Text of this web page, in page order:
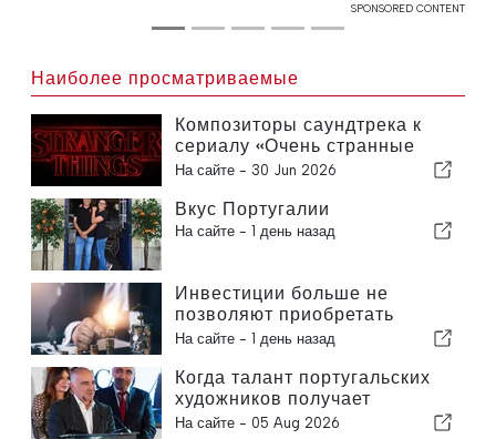
SPONSORED CONTENT
Наиболее просматриваемые
Композиторы саундтрека к
сериалу «Очень странные
дела» выступят в Португалии
На сайте - 30 Jun 2026
Вкус Португалии
На сайте - 1 день назад
Инвестиции больше не
позволяют приобретать
только заводы — они
знания
На сайте - 1 день назад
Когда талант португальских
художников получает
признание за рубежом
На сайте - 05 Aug 2026